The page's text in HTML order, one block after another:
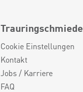
Trauringschmiede
Cookie Einstellungen
Kontakt
Jobs / Karriere
FAQ